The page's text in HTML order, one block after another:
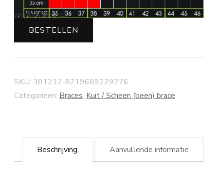
BESTELLEN
SKU: 381212-8719689229276
Categorieën: Braces, Kuit / Scheen (been) brace
Beschrijving Aanvullende informatie